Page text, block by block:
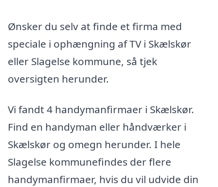
Ønsker du selv at finde et firma med
speciale i ophængning af TV i Skælskør
eller Slagelse kommune, så tjek
oversigten herunder.
Vi fandt 4 handymanfirmaer i Skælskør.
Find en handyman eller håndværker i
Skælskør og omegn herunder. I hele
Slagelse kommunefindes der flere
handymanfirmaer, hvis du vil udvide din